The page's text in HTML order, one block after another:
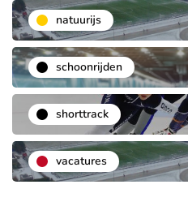
natuurijs
schoonrijden
shorttrack
vacatures